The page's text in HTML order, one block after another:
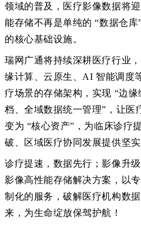
领域的普及，医疗影像数据将
能存储不再是单纯的 “数据仓
的核心基础设施。
瑞网广通将持续深耕医疗行业
缘计算、云原生、 AI 智能调度
疗场景的存储架构，实现 “边
档、全域数据统一管理”，让医
变为 “核心资产”，为临床诊疗
破、区域医疗协同发展提供坚实
诊疗提速，数据先行；影像升
影像高性能存储解决方案，以
制化的服务，破解医疗机构数
来，为生命绽放保驾护航！